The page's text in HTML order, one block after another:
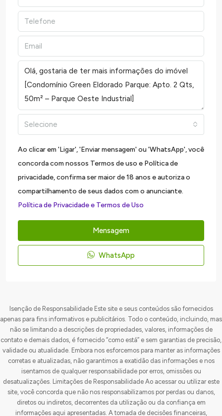
Selecione
Ao clicar em 'Ligar', 'Enviar mensagem' ou 'WhatsApp', você
concorda com nossos Termos de uso e Política de
privacidade, confirma ser maior de 18 anos e autoriza o
compartilhamento de seus dados com o anunciante.
Política de Privacidade e Termos de Uso
Mensagem
WhatsApp
Isenção de Responsabilidade Este site e seus conteúdos são fornecidos
apenas para fins informativos e publicitários. Todo o conteúdo, incluindo, mas
não se limitando a descrições de propriedades, valores, informações de
contato e demais dados, é fornecido “como está” e sem garantias de precisão,
validade ou atualidade. Embora nos esforcemos para manter as informações
corretas e atualizadas, não garantimos a exatidão das informações e nos
isentamos de qualquer responsabilidade por erros, omissões ou
desatualizações. Limitações de Responsabilidade Ao acessar ou utilizar este
site, você concorda que não nos responsabilizamos por perdas ou danos,
diretos ou indiretos, decorrentes da utilização ou da confiança em
informações aqui apresentadas. A tomada de decisões financeiras,